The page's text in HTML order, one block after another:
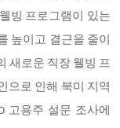
빙 프로그램이 있는
높이고 결근을 줄이
새로운 직장 웰빙 프
으로 인해 북미 지역
고용주 설문 조사에